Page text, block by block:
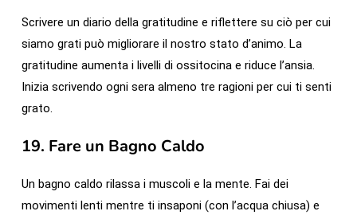
Scrivere un diario della gratitudine e riflettere su ciò per cui
siamo grati può migliorare il nostro stato d’animo. La
gratitudine aumenta i livelli di ossitocina e riduce l’ansia.
Inizia scrivendo ogni sera almeno tre ragioni per cui ti senti
grato.
19. Fare un Bagno Caldo
Un bagno caldo rilassa i muscoli e la mente. Fai dei
movimenti lenti mentre ti insaponi (con l’acqua chiusa) e